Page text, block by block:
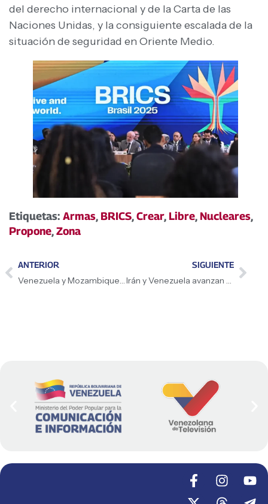
del derecho internacional y de la Carta de las
Naciones Unidas, y la consiguiente escalada de la
situación de seguridad en Oriente Medio.
Etiquetas: Armas, BRICS,Crear, Libre, Nucleares,
Propone,Zona
ANTERIOR
Venezuela y Mozambique: Un legado de unidad y lucha por la dignidad
SIGUIENTE
Irán y Venezuela avanzan en el intercambio científico y tecnológico